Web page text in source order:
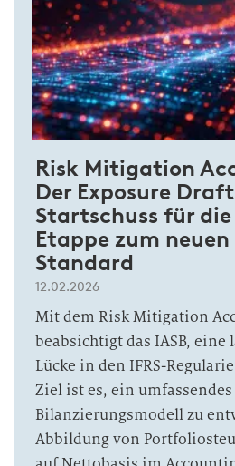
Risk Mitigation
Der Exposure
Startschuss für
Etappe zum neuen
Standard
12.02.2026
Mit dem Risk Mitigation
beabsichtigt das IASB, eine
Lücke in den IFRS-
Ziel ist es, ein umfassendes
Bilanzierungsmodell zu
Abbildung von